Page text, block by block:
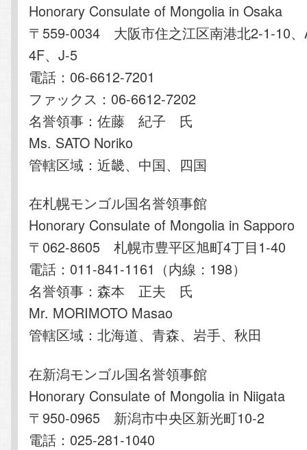
Honorary Consulate of Mongolia in Osaka
〒559-0034 大阪市住之江区南港北2-1-10、
4F、J-5
電話：06-6612-7201
ファックス：06-6612-7202
名誉領事：佐藤 紀子 氏
Ms. SATO Noriko
管轄区域：近畿、中国、四国
在札幌モンゴル国名誉領事館
Honorary Consulate of Mongolia in Sapporo
〒062-8605 札幌市豊平区旭町4丁目1-40
電話：011-841-1161（内線：198）
名誉領事：森本 正夫 氏
Mr. MORIMOTO Masao
管轄区域：北海道、青森、岩手、秋田
在新潟モンゴル国名誉領事館
Honorary Consulate of Mongolia in Niigata
〒950-0965 新潟市中央区新光町10-2
電話：025-281-1040